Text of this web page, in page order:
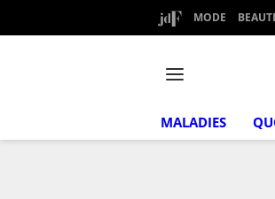
MODE
MALADIES